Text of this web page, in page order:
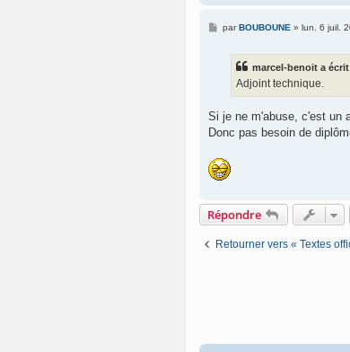
MparBOUBOUNE » lun. 6 juil.
marcel-benoit a écrit
Adjoint technique.
Si je ne m'abuse, c'est un
Donc pas besoin de
Répondre
Retourner vers « Textes